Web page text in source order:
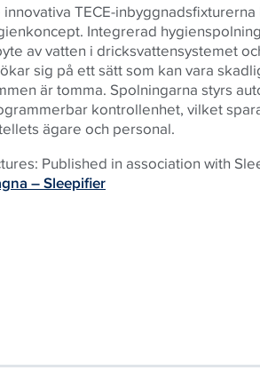
innovativa TECE-
Integrerad
av vatten i dricksvattensystemet
sig på ett sätt som kan vara
är tomma. Spolningarna styrs
kontrollenhet, vilket
ägare och personal.
Published in association with
– Sleepifier